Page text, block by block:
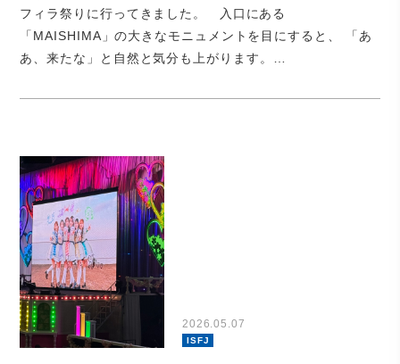
フィラ祭りに行ってきました。 入口にある
「MAISHIMA」の大きなモニュメントを目にすると、 「あ
あ、来たな」と自然と気分も上がります。…
2026.05.07
ISFJ